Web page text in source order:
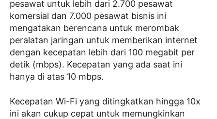
pesawat untuk lebih dari 2.700 pesawat
komersial dan 7.000 pesawat bisnis ini
mengatakan berencana untuk merombak
peralatan jaringan untuk memberikan internet
dengan kecepatan lebih dari 100 megabit per
detik (mbps). Kecepatan yang ada saat ini
hanya di atas 10 mbps.
Kecepatan Wi-Fi yang ditingkatkan hingga 10x
ini akan cukup cepat untuk memungkinkan